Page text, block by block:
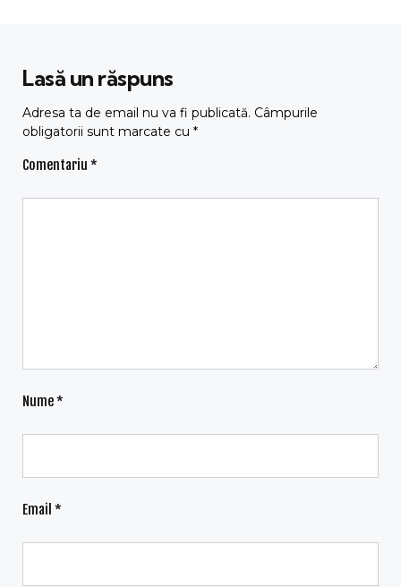
Lasă un răspuns
Adresa ta de email nu va fi publicată. Câmpurile
obligatorii sunt marcate cu *
Comentariu *
Nume*
Email *